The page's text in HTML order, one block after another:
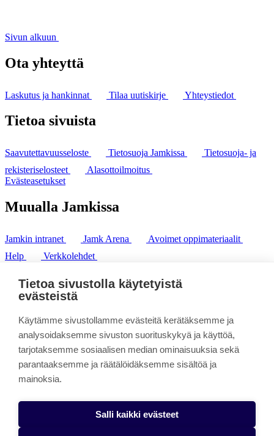
Sivun alkuun
Ota yhteyttä
Laskutus ja hankinnat Tilaa uutiskirje Yhteystiedot
Tietoa sivuista
Saavutettavuusseloste Tietosuoja Jamkissa
Tietosuoja- ja
rekisteriselosteet
Alasottoilmoitus
Evästeasetukset
Muualla Jamkissa
Jamkin intranet Jamk Arena
Avoimet oppimateriaalit
Help
Verkkolehdet
puh. +358 20 743 8100
fax. +358 14 449 9694
Tietoa sivustolla käytetyistä
evästeistä
Käytämme sivustollamme evästeitä kerätäksemme ja
analysoidaksemme sivuston suorituskykyä ja käyttöä,
tarjotaksemme sosiaalisen median ominaisuuksia sekä
parantaaksemme ja räätälöidäksemme sisältöä ja
mainoksia.
Salli kaikki evästeet